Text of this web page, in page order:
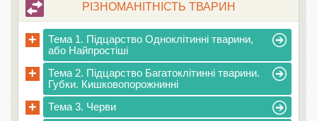
РІЗНОМАНІТНІСТЬ ТВАРИН
+
Тема 1. Підцарство Одноклітинні тварини,
або Найпростіші
+
Тема 2. Підцарство Багатоклітинні тварини.
Губки. Кишковопорожнинні
+ Тема 3. Черви